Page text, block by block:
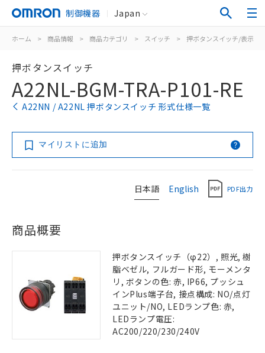
制御機器 Japan
ホーム > 商品情報 > 商品カテゴリ > スイッチ > 押ボタンスイッチ/表示灯
押ボタンスイッチ
A22NL-BGM-TRA-P101-RE
A22NN / A22NL 押ボタンスイッチ 形式仕様一覧
マイリストに追加
日本語 English PDF出力
商品概要
押ボタンスイッチ（φ22）, 照光, 樹
脂ベゼル, フルガード形, モーメンタ
リ, ボタンの色: 赤, IP66, プッシュ
インPlus端子台, 接点構成: NO/点灯
ユニット/NO, LEDランプ色: 赤,
LEDランプ電圧:
AC200/220/230/240V